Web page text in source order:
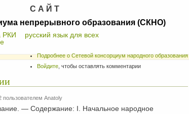
С А Й Т
непрерывного образования (СКНО)
РКИ
русский язык для всех
Подробнеео Сетевой консорциум народного образования
Войдите , чтобы оставлять комментарии
пользователем Anatoly
— Содержание: I. Начальное народное